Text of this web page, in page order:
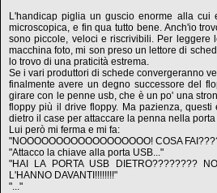
L'handicap piglia un guscio enorme alla cui
microscopica, e fin qua tutto bene. Anch'io
sono piccole, veloci e riscrivibili. Per leggere
macchina foto, mi son preso un lettore di
lo trovo di una praticità estrema.
Se i vari produttori di schede convergeranno
finalmente avere un degno successore del
girare con le penne usb, che è un po' una
floppy più il drive floppy. Ma pazienza,
dietro il case per attaccare la penna nella porta
Lui però mi ferma e mi fa:
"NOOOOOOOOOOOOOOOOOO! COSA
"Attacco la chiave alla porta USB..."
"HAI LA PORTA USB DIETRO????????
L'HANNO DAVANTI!!!!!!!!"
"..."